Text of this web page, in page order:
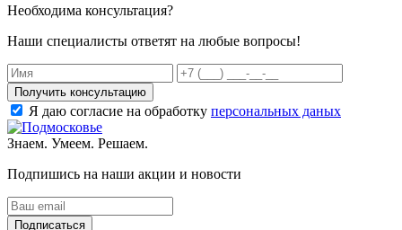
Необходима консультация?
Наши специалисты ответят на любые вопросы!
Получить консультацию
Я даю согласие на обработку персональных даных
Знаем. Умеем. Решаем.
Подпишись на наши акции и новости
Подписаться